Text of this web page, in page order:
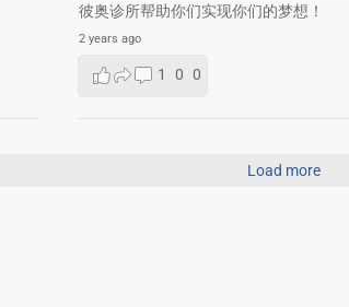
彼奥诊所帮助你们实现你们的梦想！
2 years ago
1 0 0
Load more